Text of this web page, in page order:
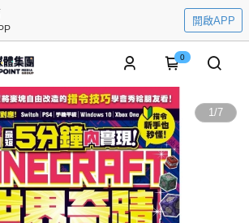
開啟APP
0
1/7